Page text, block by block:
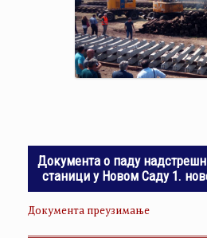
Документа о паду
станици у Новом Саду 1.
Документа преузимање